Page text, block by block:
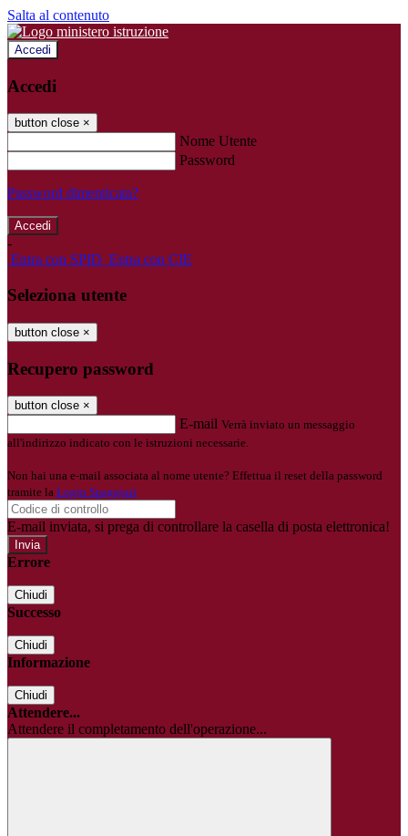
Salta al contenuto
Accedi
Accedi
button close ×
Nome Utente
Password
Password dimenticata?
-
Entra con SPID Entra con CIE
Seleziona utente
button close ×
Recupero password
button close ×
E-mail Verrà inviato un messaggio
all'indirizzo indicato con le istruzioni necessarie.
Non hai una e-mail associata al nome utente? Effettua il reset della password
tramite la Login Spaggiari
E-mail inviata, si prega di controllare la casella di posta elettronica!
Errore
Chiudi
Successo
Chiudi
Informazione
Chiudi
Attendere...
Attendere il completamento dell'operazione...